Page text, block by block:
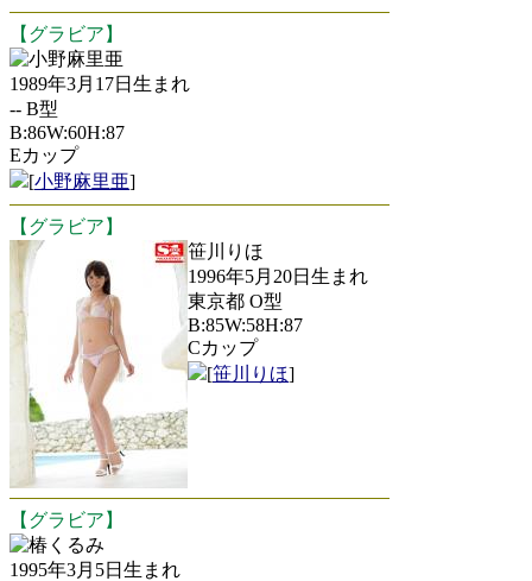
【グラビア】
小野麻里亜
1989年3月17日生まれ
-- B型
B:86W:60H:87
Eカップ
[小野麻里亜]
【グラビア】
笹川りほ
1996年5月20日生まれ
東京都 O型
B:85W:58H:87
Cカップ
[笹川りほ]
【グラビア】
椿くるみ
1995年3月5日生まれ